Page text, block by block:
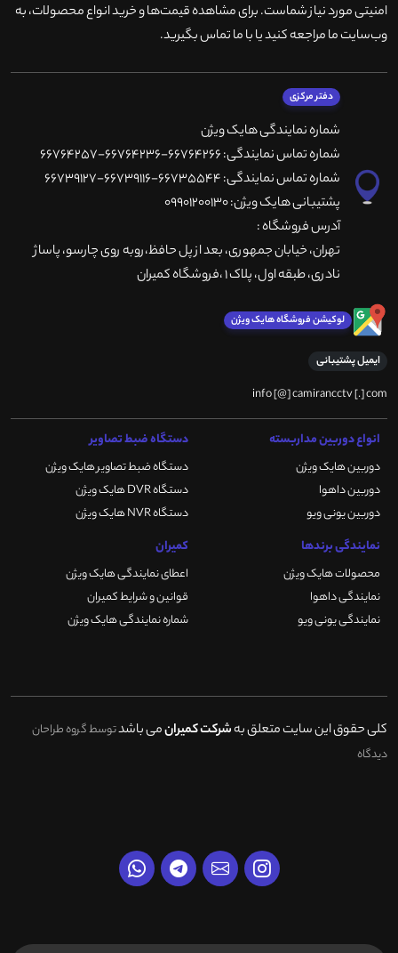
امنیتی مورد نیاز شماست. برای مشاهده قیمت‌ها و خرید انواع محصولات، به
وب‌سایت ما مراجعه کنید یا با ما تماس بگیرید.
دفتر مرکزی
شماره نمایندگی هایک ویژن
شماره تماس نمایندگی: 66764266-66764236-66764257
شماره تماس نمایندگی: 66735544-66739116-66739127
پشتیبانی هایک ویژن: 09901200130
آدرس فروشگاه :
تهران، خيابان جمهوری، بعد از پل حافظ،روبه روی چارسو، پاساژ
نادری، طبقه اول، پلاک 1 ،فروشگاه کمیران
لوکیشن فروشگاه هایک ویژن
ایمیل پشتیبانی
info [@] camirancctv [.] com
انواع دوربین مداربسته
دوربین هایک ویژن
دوربین داهوا
دوربین یونی ویو
دستگاه ضبط تصاویر
دستگاه ضبط تصاویر هایک ویژن
دستگاه DVR هایک ویژن
دستگاه NVR هایک ویژن
نمایندگی برندها
محصولات هایک ویژن
نمایندگی داهوا
نمایندگی یونی ویو
کمیران
اعطای نمایندگی هایک ویژن
قوانین و شرایط کمیران
شماره نمایندگی هایک ویژن
کلی حقوق این سایت متعلق بهشرکت کمیرانمی باشدتوسط گروه طراحان
دیدگاه